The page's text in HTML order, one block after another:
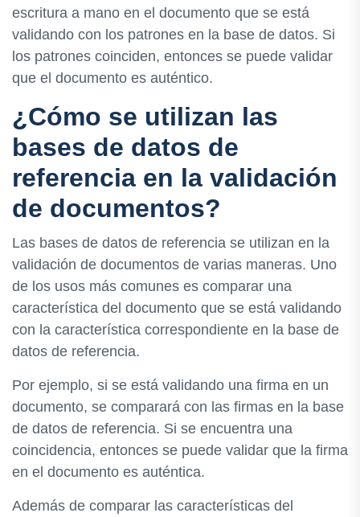
escritura a mano en el documento que se está
validando con los patrones en la base de datos. Si
los patrones coinciden, entonces se puede validar
que el documento es auténtico.
¿Cómo se utilizan las
bases de datos de
referencia en la validación
de documentos?
Las bases de datos de referencia se utilizan en la
validación de documentos de varias maneras. Uno
de los usos más comunes es comparar una
característica del documento que se está validando
con la característica correspondiente en la base de
datos de referencia.
Por ejemplo, si se está validando una firma en un
documento, se comparará con las firmas en la base
de datos de referencia. Si se encuentra una
coincidencia, entonces se puede validar que la firma
en el documento es auténtica.
Además de comparar las características del